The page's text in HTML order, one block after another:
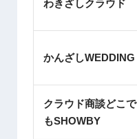
わきざしクラウド
かんざしWEDDING
クラウド商談どこで
もSHOWBY